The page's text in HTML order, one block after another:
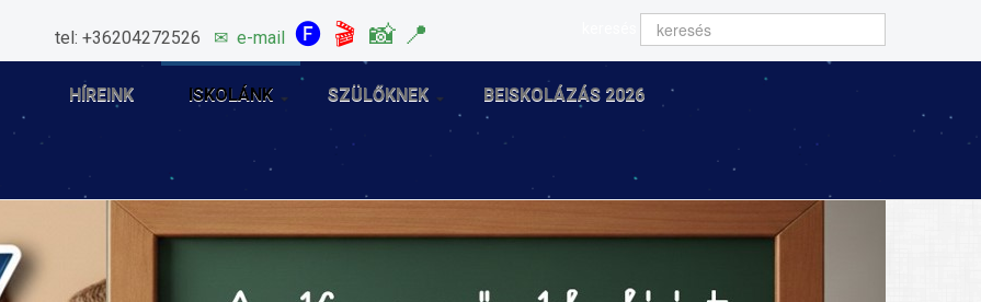
tel: +36204272526 ✉ e-mail 🅕 🎬 📸 📍
HÍREINK ISKOLÁNK SZÜLŐKNEK BEISKOLÁZÁS 2026